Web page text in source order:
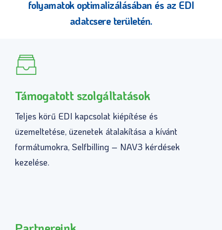
folyamatok optimalizálásában és az EDI
adatcsere területén.
Támogatott szolgáltatások
Teljes körű EDI kapcsolat kiépítése és
üzemeltetése, üzenetek átalakítása a kívánt
formátumokra, Selfbilling – NAV3 kérdések
kezelése.